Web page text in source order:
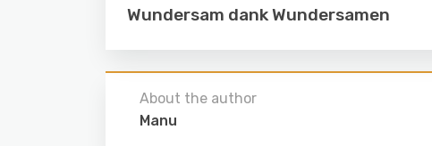
Wundersam dank Wundersamen
About the author
Manu